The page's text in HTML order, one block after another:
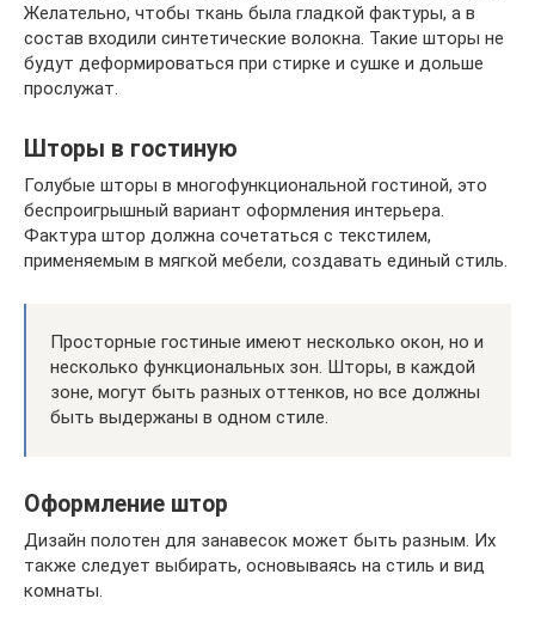
Желательно, чтобы ткань была гладкой фактуры, а в
состав входили синтетические волокна. Такие шторы не
будут деформироваться при стирке и сушке и дольше
прослужат.
Шторы в гостиную
Голубые шторы в многофункциональной гостиной, это
беспроигрышный вариант оформления интерьера.
Фактура штор должна сочетаться с текстилем,
применяемым в мягкой мебели, создавать единый стиль.
Просторные гостиные имеют несколько окон, но и
несколько функциональных зон. Шторы, в каждой
зоне, могут быть разных оттенков, но все должны
быть выдержаны в одном стиле.
Оформление штор
Дизайн полотен для занавесок может быть разным. Их
также следует выбирать, основываясь на стиль и вид
комнаты.